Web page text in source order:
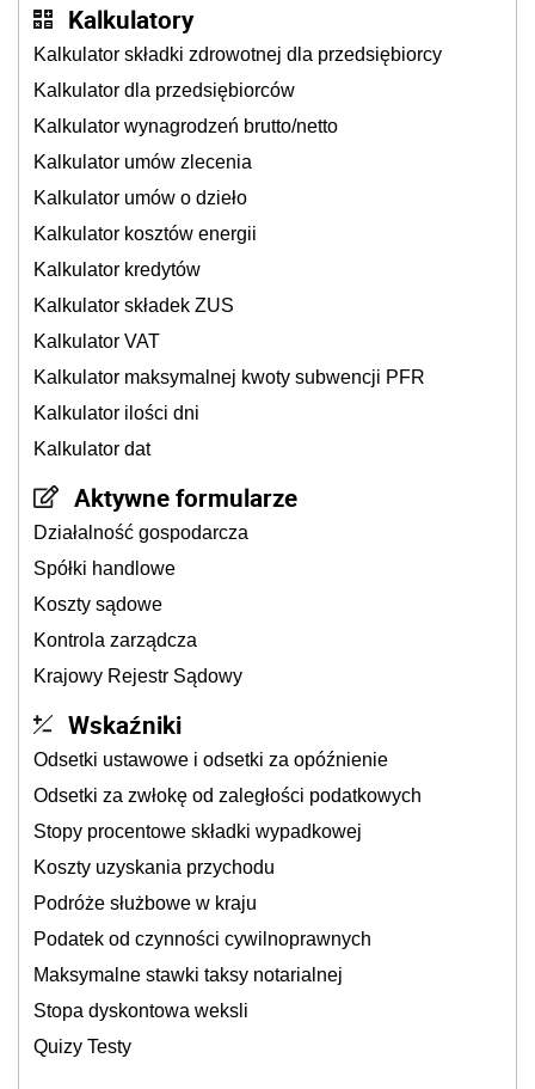
Kalkulatory
Kalkulator składki zdrowotnej dla przedsiębiorcy
Kalkulator dla przedsiębiorców
Kalkulator wynagrodzeń brutto/netto
Kalkulator umów zlecenia
Kalkulator umów o dzieło
Kalkulator kosztów energii
Kalkulator kredytów
Kalkulator składek ZUS
Kalkulator VAT
Kalkulator maksymalnej kwoty subwencji PFR
Kalkulator ilości dni
Kalkulator dat
Aktywne formularze
Działalność gospodarcza
Spółki handlowe
Koszty sądowe
Kontrola zarządcza
Krajowy Rejestr Sądowy
Wskaźniki
Odsetki ustawowe i odsetki za opóźnienie
Odsetki za zwłokę od zaległości podatkowych
Stopy procentowe składki wypadkowej
Koszty uzyskania przychodu
Podróże służbowe w kraju
Podatek od czynności cywilnoprawnych
Maksymalne stawki taksy notarialnej
Stopa dyskontowa weksli
Quizy Testy